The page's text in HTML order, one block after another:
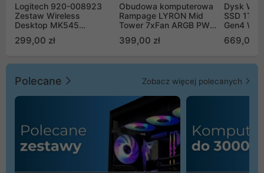
Logitech 920-008923
Zestaw Wireless
Desktop MK545
299,00 zł
Obudowa komputerowa
Rampage LYRON Mid
Tower 7xFan ARGB PWM
399,00 zł
Dysk WD
SSD 1TB
Gen4
669,00
Polecane Zobacz więcej polecanych